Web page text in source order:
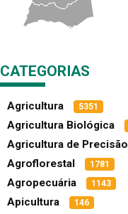
CATEGORIAS
Agricultura 5351
Agricultura Biológica
Agricultura de Precisão
Agroflorestal 1781
Agropecuária 1143
Apicultura 146